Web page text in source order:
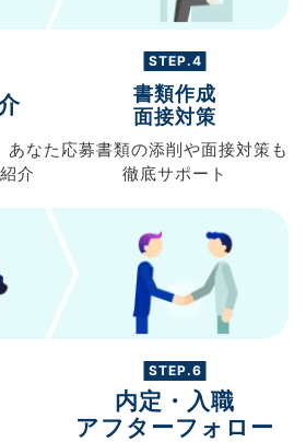
あなた
介
STEP.4
書類作成
面接対策
応募書類の添削や面接対策も
徹底サポート
STEP.6
内定・入職
アフターフォロー